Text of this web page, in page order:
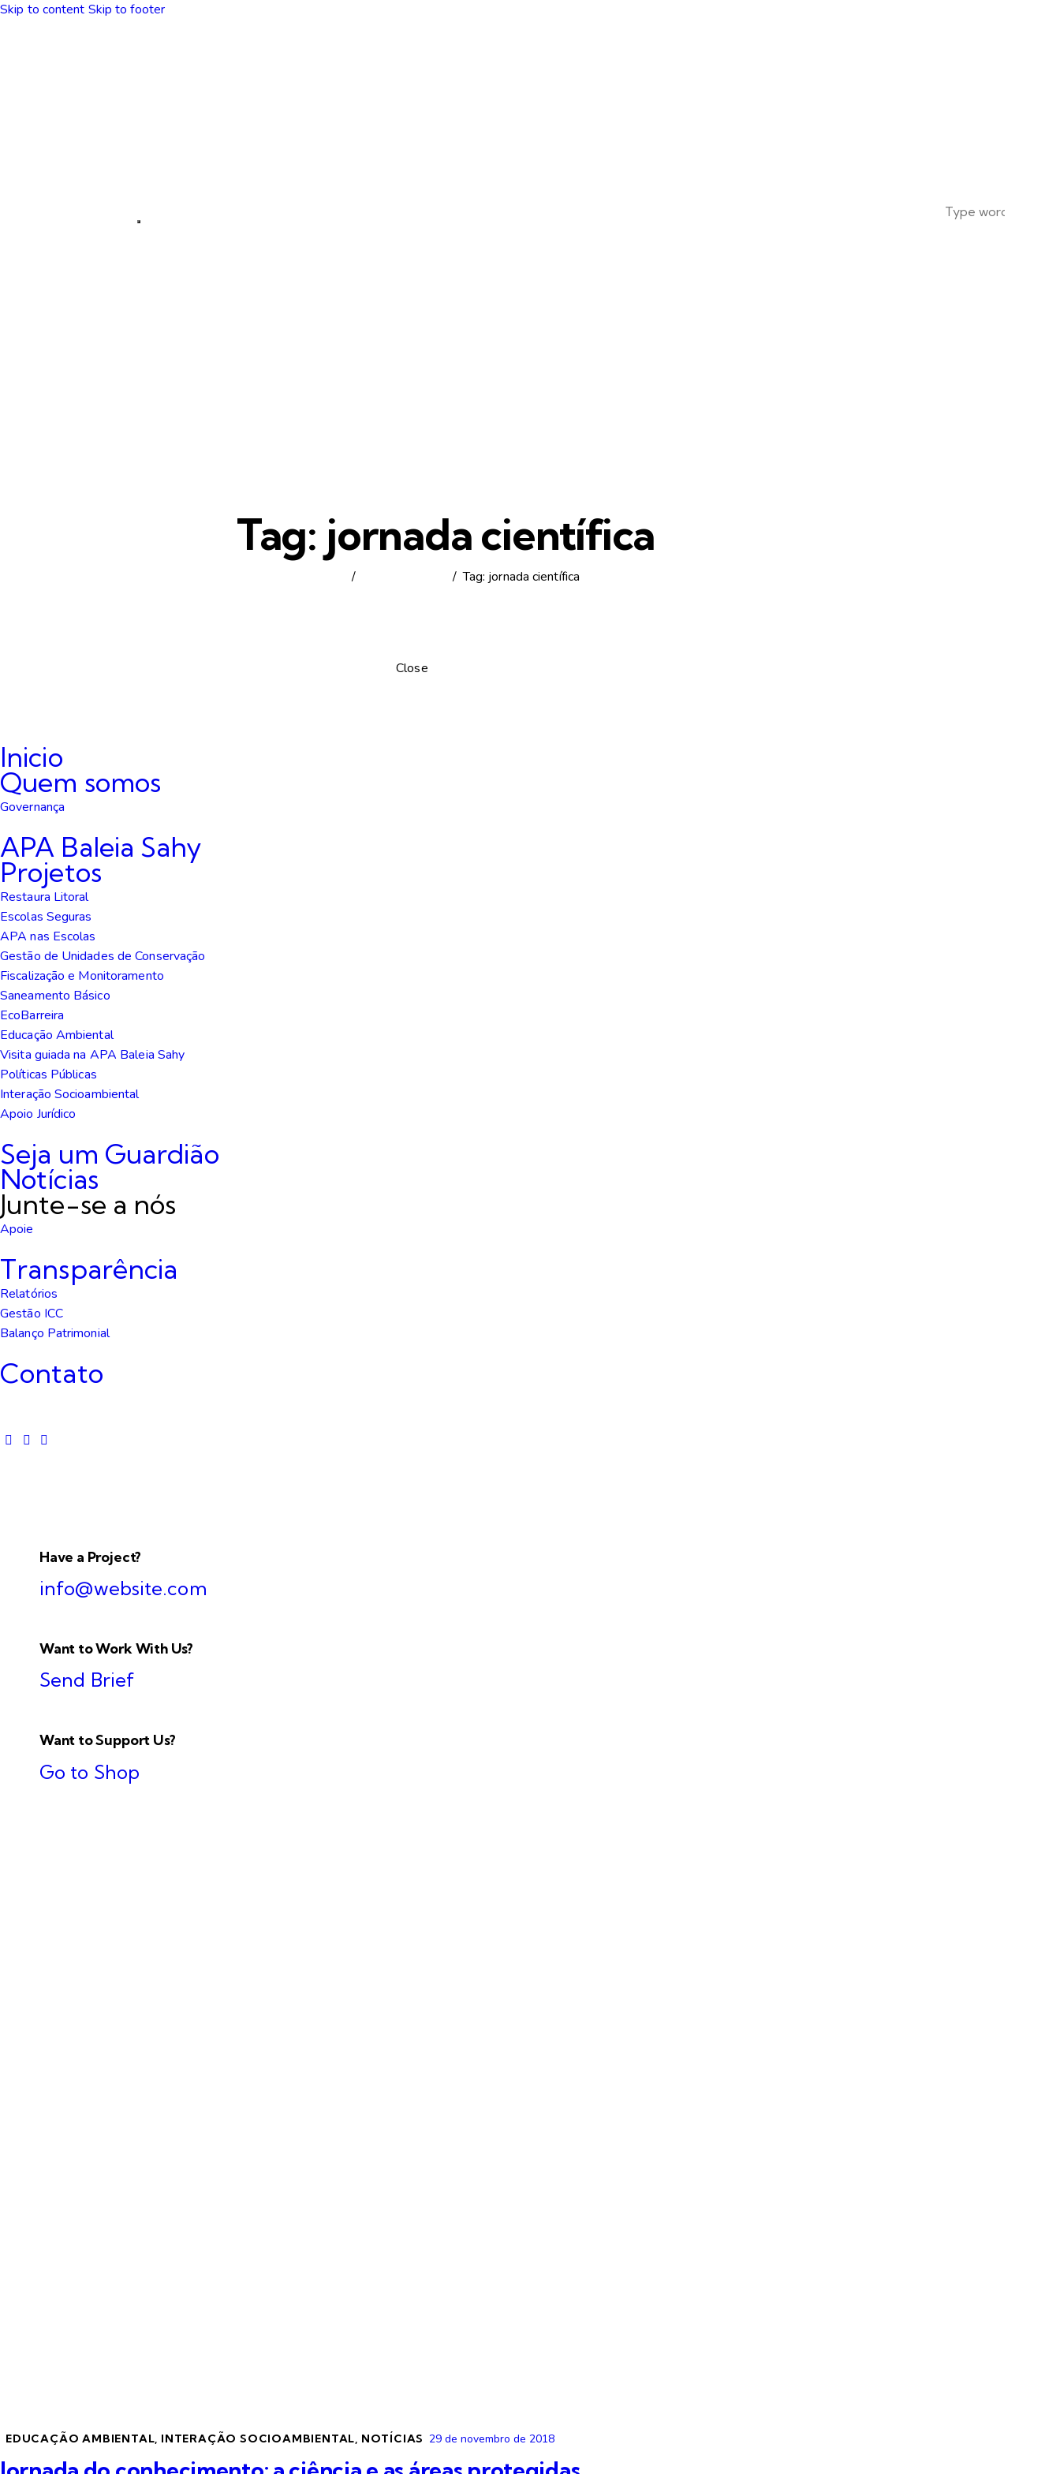
Skip to content Skip to footer
Tag: jornada científica
Tag: jornada científica
Close
Inicio
Quem somos
Governança
APA Baleia Sahy
Projetos
Restaura Litoral
Escolas Seguras
APA nas Escolas
Gestão de Unidades de Conservação
Fiscalização e Monitoramento
Saneamento Básico
EcoBarreira
Educação Ambiental
Visita guiada na APA Baleia Sahy
Políticas Públicas
Interação Socioambiental
Apoio Jurídico
Seja um Guardião
Notícias
Junte-se a nós
Apoie
Transparência
Relatórios
Gestão ICC
Balanço Patrimonial
Contato
Have a Project?
info@website.com
Want to Work With Us?
Send Brief
Want to Support Us?
Go to Shop
EDUCAÇÃO AMBIENTAL INTERAÇÃO SOCIOAMBIENTAL NOTÍCIAS 29 de novembro de 2018